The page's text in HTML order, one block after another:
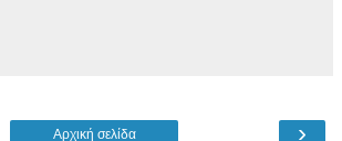
›
Αρχική σελίδα